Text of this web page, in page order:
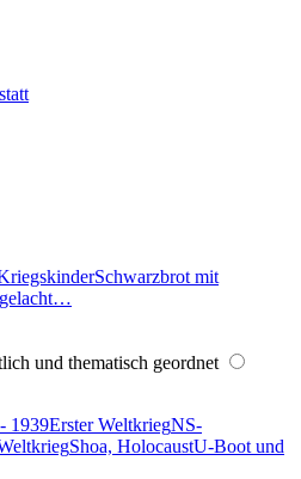
Schwarzbrot mit
und thematisch geordnet
1939Erster WeltkriegNS-
Shoa, HolocaustU-Boot und